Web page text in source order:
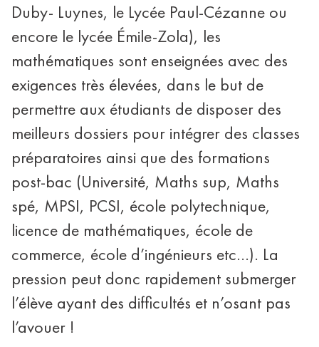
Duby- Luynes, le Lycée Paul-Cézanne ou
encore le lycée Émile-Zola), les
mathématiques sont enseignées avec des
exigences très élevées, dans le but de
permettre aux étudiants de disposer des
meilleurs dossiers pour intégrer des classes
préparatoires ainsi que des formations
post-bac (Université, Maths sup, Maths
spé, MPSI, PCSI, école polytechnique,
licence de mathématiques, école de
commerce, école d’ingénieurs etc...). La
pression peut donc rapidement submerger
l’élève ayant des difficultés et n’osant pas
l’avouer !